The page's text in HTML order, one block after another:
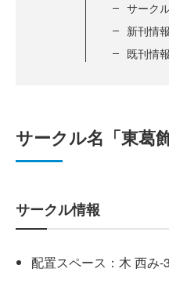
サーク
新刊情報
既刊情報
サークル名「東葛
サークル情報
配置スペース：木 西み-